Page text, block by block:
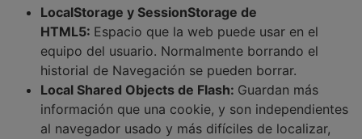
LocalStorage y SessionStorage de
HTML5: Espacio que la web puede usar en el
equipo del usuario. Normalmente borrando el
historial de Navegación se pueden borrar.
Local Shared Objects de Flash: Guardan más
información que una cookie, y son independientes
al navegador usado y más difíciles de localizar,